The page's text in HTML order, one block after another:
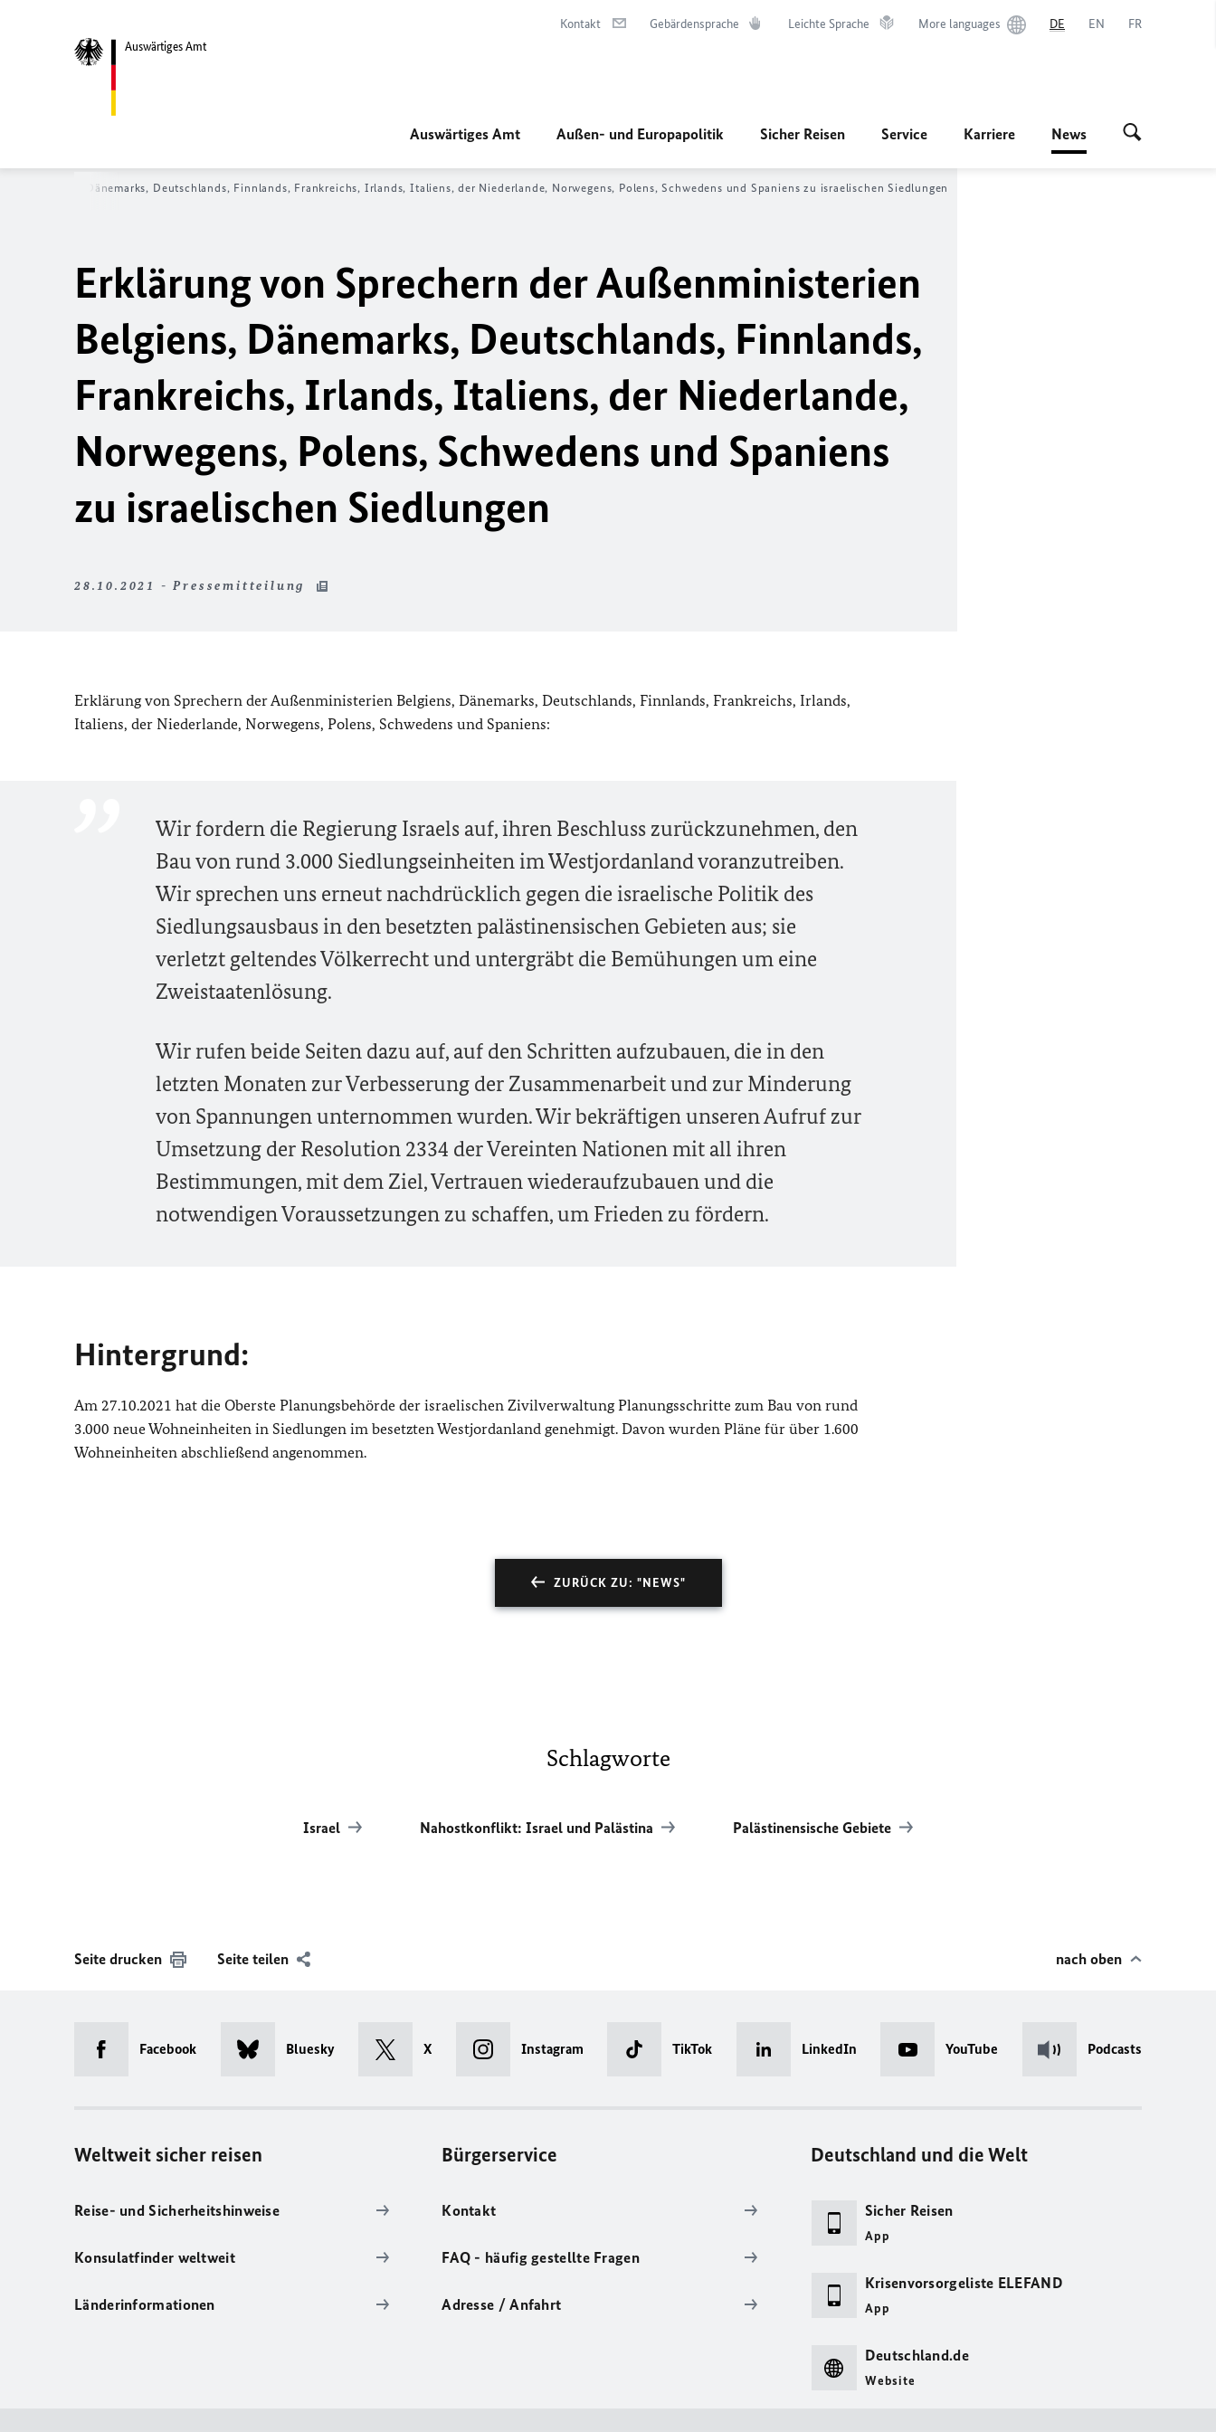
Auswärtiges Amt
Kontakt Gebärdensprache Leichte Sprache More languages DE EN FR
Auswärtiges Amt Außen- und Europapolitik Sicher Reisen Service Karriere News
Belgiens, Dänemarks, Deutschlands, Finnlands, Frankreichs, Irlands, Italiens, der Niederlande, Norwegens, Polens, Schwedens und Spaniens zu israelischen Siedlungen
Erklärung von Sprechern der Außenministerien
Belgiens, Dänemarks, Deutschlands, Finnlands,
Frankreichs, Irlands, Italiens, der Niederlande,
Norwegens, Polens, Schwedens und Spaniens
zu israelischen Siedlungen
28.10.2021 - Pressemitteilung
Erklärung von Sprechern der Außenministerien Belgiens, Dänemarks, Deutschlands, Finnlands, Frankreichs, Irlands,
Italiens, der Niederlande, Norwegens, Polens, Schwedens und Spaniens:
Wir fordern die Regierung Israels auf, ihren Beschluss zurückzunehmen, den
Bau von rund 3.000 Siedlungseinheiten im Westjordanland voranzutreiben.
Wir sprechen uns erneut nachdrücklich gegen die israelische Politik des
Siedlungsausbaus in den besetzten palästinensischen Gebieten aus; sie
verletzt geltendes Völkerrecht und untergräbt die Bemühungen um eine
Zweistaatenlösung.
Wir rufen beide Seiten dazu auf, auf den Schritten aufzubauen, die in den
letzten Monaten zur Verbesserung der Zusammenarbeit und zur Minderung
von Spannungen unternommen wurden. Wir bekräftigen unseren Aufruf zur
Umsetzung der Resolution 2334 der Vereinten Nationen mit all ihren
Bestimmungen, mit dem Ziel, Vertrauen wiederaufzubauen und die
notwendigen Voraussetzungen zu schaffen, um Frieden zu fördern.
Hintergrund:
Am 27.10.2021 hat die Oberste Planungsbehörde der israelischen Zivilverwaltung Planungsschritte zum Bau von rund
3.000 neue Wohneinheiten in Siedlungen im besetzten Westjordanland genehmigt. Davon wurden Pläne für über 1.600
Wohneinheiten abschließend angenommen.
ZURÜCK ZU: "NEWS"
Schlagworte
Israel Nahostkonflikt: Israel und Palästina Palästinensische Gebiete
Seite drucken Seite teilen nach oben
Facebook Bluesky X Instagram TikTok LinkedIn YouTube Podcasts
Weltweit sicher reisen
Reise- und Sicherheitshinweise
Konsulatfinder weltweit
Länderinformationen
Bürgerservice
Kontakt
FAQ - häufig gestellte Fragen
Adresse / Anfahrt
Deutschland und die Welt
Sicher Reisen
App
Krisenvorsorgeliste ELEFAND
App
Deutschland.de
Website